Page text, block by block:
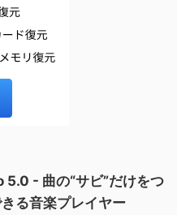
- 曲の“サビ”だけをつ
る音楽プレイヤー